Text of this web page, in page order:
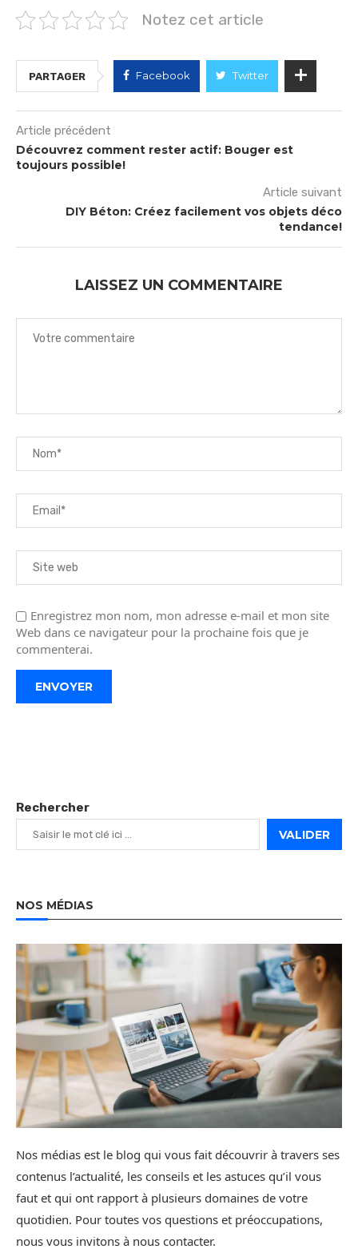
Notez cet article
PARTAGER Facebook Twitter
Article précédent
Découvrez comment rester actif: Bouger est
toujours possible!
Article suivant
DIY Béton: Créez facilement vos objets déco
tendance!
LAISSEZ UN COMMENTAIRE
Enregistrez mon nom, mon adresse e-mail et mon site
Web dans ce navigateur pour la prochaine fois que je
commenterai.
Rechercher
VALIDER
NOS MÉDIAS
Nos médias est le blog qui vous fait découvrir à travers ses
contenus l’actualité, les conseils et les astuces qu’il vous
faut et qui ont rapport à plusieurs domaines de votre
quotidien. Pour toutes vos questions et préoccupations,
nous vous invitons à nous contacter.